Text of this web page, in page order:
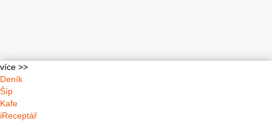
více >>
Deník
Šíp
Kafe
iReceptář